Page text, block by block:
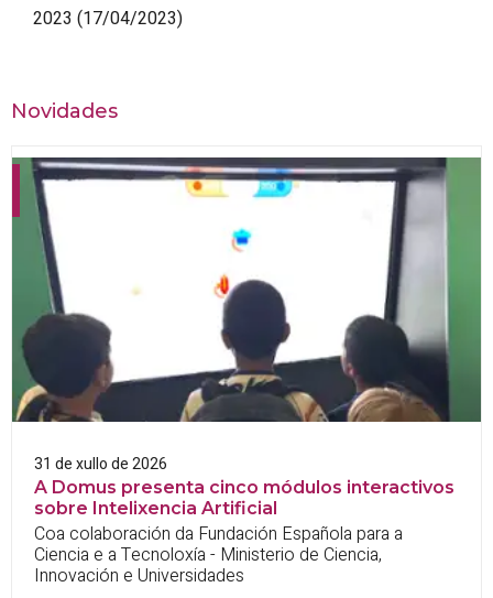
2023 (17/04/2023)
Novidades
31 de xullo de 2026
A Domus presenta cinco módulos interactivos
sobre Intelixencia Artificial
Coa colaboración da Fundación Española para a
Ciencia e a Tecnoloxía - Ministerio de Ciencia,
Innovación e Universidades